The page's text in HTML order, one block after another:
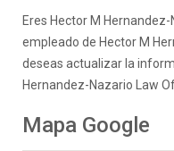
Eres Hector M
empleado de Hector M
deseas actualizar la
Hernandez-Nazario Law
Mapa Google